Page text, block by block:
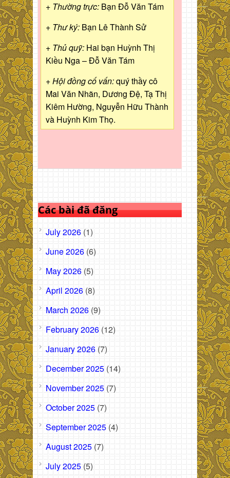
+ Thường trực: Bạn Đỗ Văn Tám
+ Thư ký: Bạn Lê Thành Sử
+ Thủ quỹ: Hai bạn Huỳnh Thị
Kiều Nga – Đỗ Văn Tám
+ Hội đồng cố vấn:quý thầy cô
Mai Văn Nhãn, Dương Đệ, Tạ Thị
Kiêm Hường, Nguyễn Hữu Thành
và Huỳnh Kim Thọ.
Các bài đã đăng
July 2026 (1)
June 2026 (6)
May 2026 (5)
April 2026 (8)
March 2026 (9)
February 2026 (12)
January 2026 (7)
December 2025 (14)
November 2025 (7)
October 2025 (7)
September 2025 (4)
August 2025 (7)
July 2025 (5)